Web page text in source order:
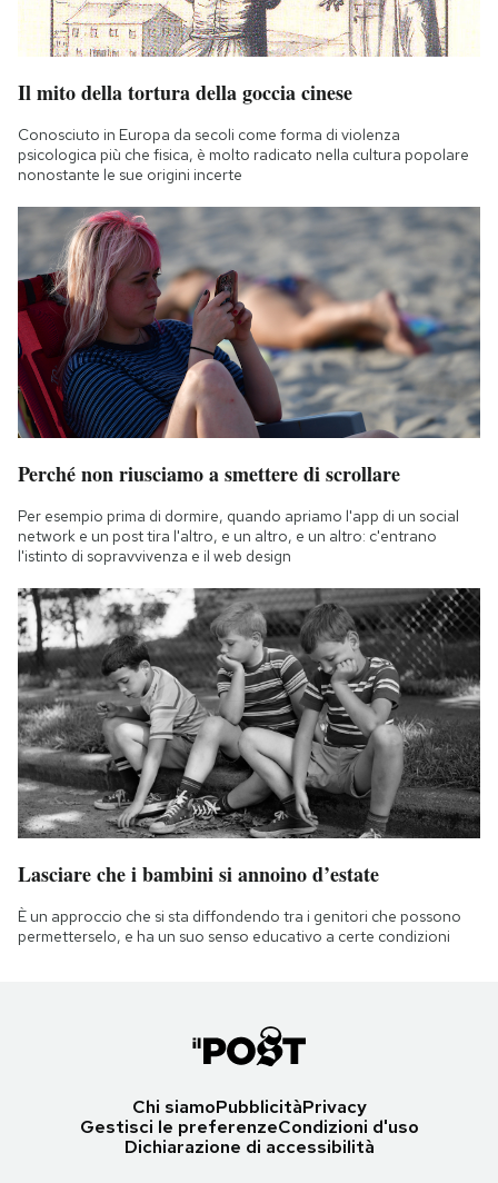
Il mito della tortura della goccia cinese
Conosciuto in Europa da secoli come forma di violenza
psicologica più che fisica, è molto radicato nella cultura popolare
nonostante le sue origini incerte
Perché non riusciamo a smettere di scrollare
Per esempio prima di dormire, quando apriamo l'app di un social
network e un post tira l'altro, e un altro, e un altro: c'entrano
l'istinto di sopravvivenza e il web design
Lasciare che i bambini si annoino d’estate
È un approccio che si sta diffondendo tra i genitori che possono
permetterselo, e ha un suo senso educativo a certe condizioni
Chi siamoPubblicitàPrivacy
Gestisci le preferenzeCondizioni d'uso
Dichiarazione di accessibilità